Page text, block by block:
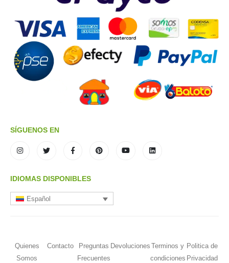
SÍGUENOS EN
IDIOMAS DISPONIBLES
Español
Quienes
Somos
Contacto
Preguntas
Frecuentes
Devoluciones Terminos y
condiciones
Politica de
Privacidad